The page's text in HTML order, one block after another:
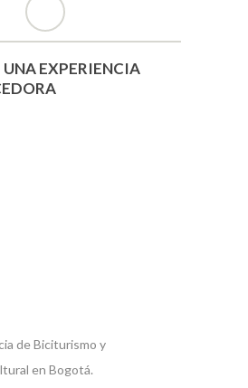
EXPERIENCIA
de Biciturismo y
en Bogotá.